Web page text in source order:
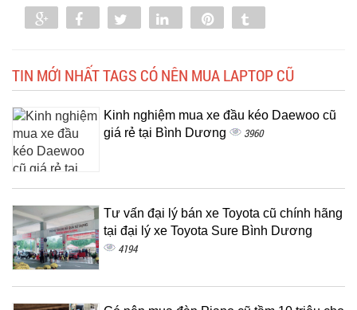
Share Share Tweet Share
TIN MỚI NHẤT TAGS CÓ NÊN MUA LAPTOP CŨ
Kinh nghiệm mua xe đầu kéo Daewoo cũ
giá rẻ tại Bình Dương
3960
Tư vấn đại lý bán xe Toyota cũ chính hãng
tại đại lý xe Toyota Sure Bình Dương
4194